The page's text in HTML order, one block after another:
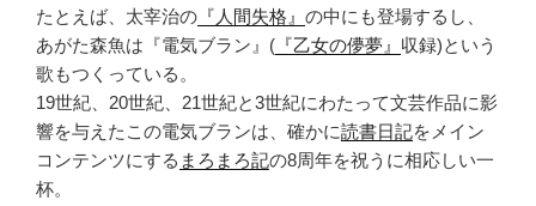
たとえば、太宰治の 『人間失格』 の中にも登場するし、
あがた森魚は『電気ブラン』( 『乙女の儚夢』 収録)という
歌もつくっている。
19世紀、20世紀、21世紀と3世紀にわたって文芸作品に影
響を与えたこの電気ブランは、確かに読書日記をメイン
コンテンツにする まろまろ記の8周年を祝うに相応しい一
杯。